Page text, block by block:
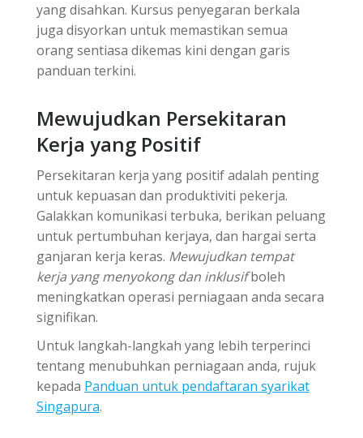
yang disahkan. Kursus penyegaran berkala
juga disyorkan untuk memastikan semua
orang sentiasa dikemas kini dengan garis
panduan terkini.
Mewujudkan Persekitaran
Kerja yang Positif
Persekitaran kerja yang positif adalah penting
untuk kepuasan dan produktiviti pekerja.
Galakkan komunikasi terbuka, berikan peluang
untuk pertumbuhan kerjaya, dan hargai serta
ganjaran kerja keras. Mewujudkan tempat
kerja yang menyokong dan inklusifboleh
meningkatkan operasi perniagaan anda secara
signifikan.
Untuk langkah-langkah yang lebih terperinci
tentang menubuhkan perniagaan anda, rujuk
kepada Panduan untuk pendaftaran syarikat
Singapura.